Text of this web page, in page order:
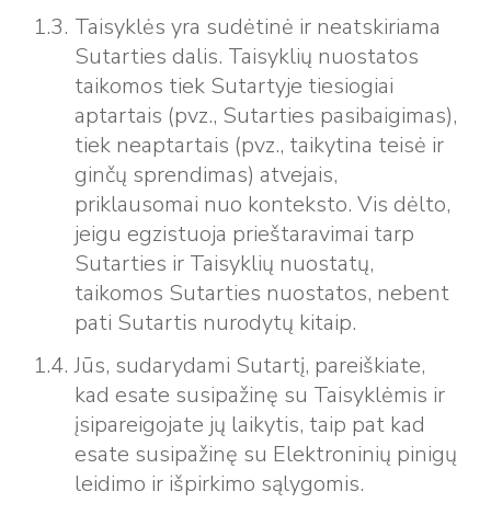
Taisyklės yra sudėtinė ir neatskiriama
Sutarties dalis. Taisyklių nuostatos
taikomos tiek Sutartyje tiesiogiai
aptartais (pvz., Sutarties pasibaigimas),
tiek neaptartais (pvz., taikytina teisė ir
ginčų sprendimas) atvejais,
priklausomai nuo konteksto. Vis dėlto,
jeigu egzistuoja prieštaravimai tarp
Sutarties ir Taisyklių nuostatų,
taikomos Sutarties nuostatos, nebent
pati Sutartis nurodytų kitaip.
Jūs, sudarydami Sutartį, pareiškiate,
kad esate susipažinę su Taisyklėmis ir
įsipareigojate jų laikytis, taip pat kad
esate susipažinę su Elektroninių pinigų
leidimo ir išpirkimo sąlygomis.